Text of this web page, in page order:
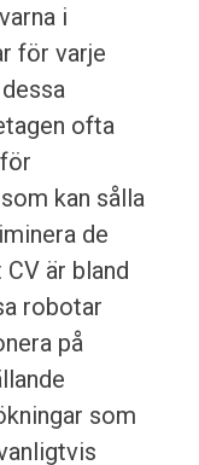
i
för varje
ofta
kan sålla
de
är bland
robotar
på
som